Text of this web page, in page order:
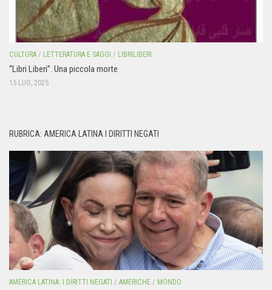
CULTURA / LETTERATURA E SAGGI / LIBRILIBERI
“Libri Liberi”. Una piccola morte
15 LUG, 2025
RUBRICA: AMERICA LATINA I DIRITTI NEGATI
AMERICA LATINA: I DIRITTI NEGATI / AMERICHE / MONDO